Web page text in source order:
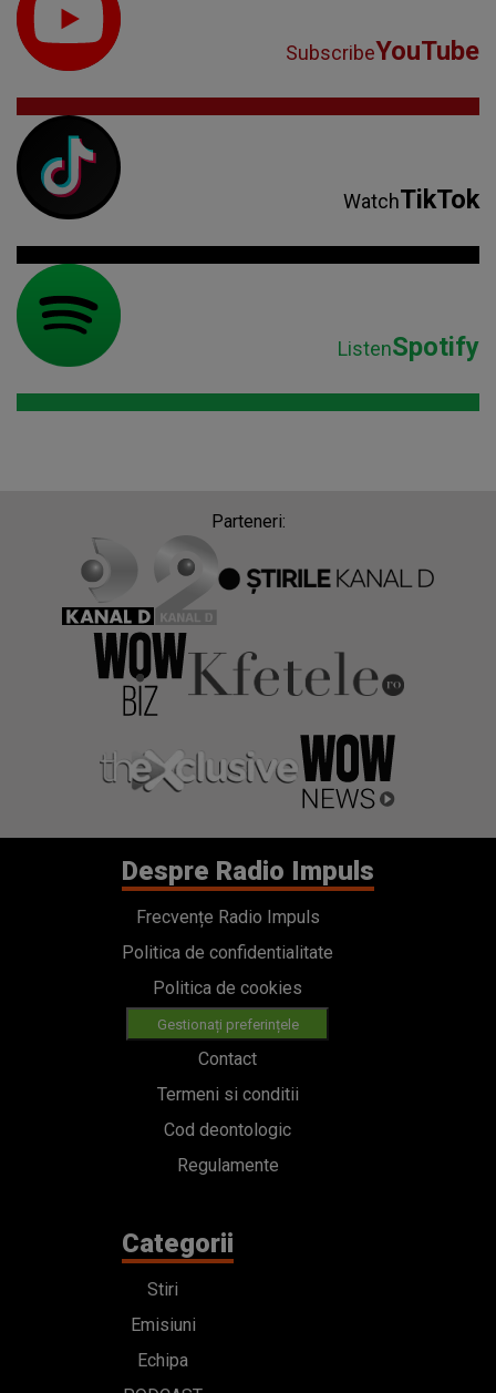
SubscribeYouTube
WatchTikTok
ListenSpotify
Parteneri:
Despre Radio Impuls
Frecvențe Radio Impuls
Politica de confidentialitate
Politica de cookies
Gestionați preferințele
Contact
Termeni si conditii
Cod deontologic
Regulamente
Categorii
Stiri
Emisiuni
Echipa